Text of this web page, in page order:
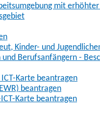
mit
Kinder- und
Berufsanfängern -
Karte beantragen
beantragen
Karte beantragen